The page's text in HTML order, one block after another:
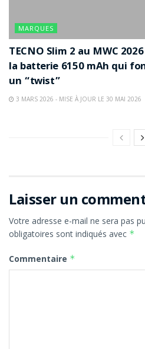
MARQUES
TECNO Slim 2 au MWC
la batterie 6150 mAh qui
un “twist”
3 MARS 2026 - MISE À JOUR LE 30 MAI 2026
Laisser un
Votre adresse e-mail ne sera pas
obligatoires sont indiqués avec *
Commentaire *